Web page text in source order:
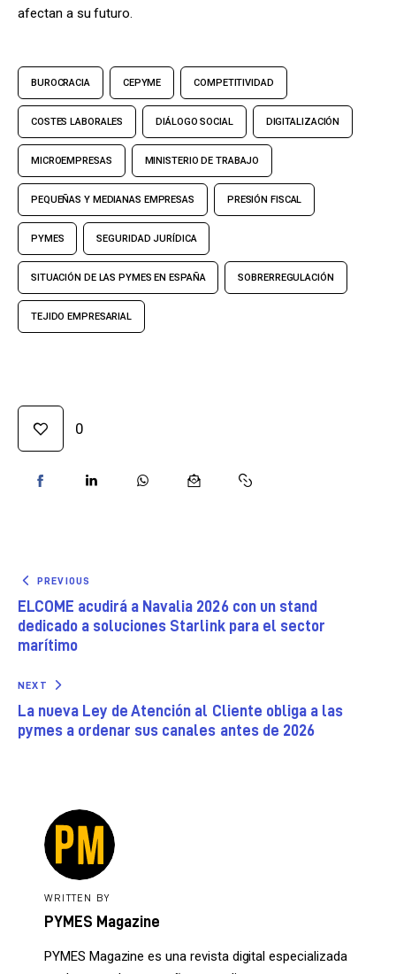
afectan a su futuro.
BUROCRACIA CEPYME COMPETITIVIDAD
COSTES LABORALES DIÁLOGO SOCIAL DIGITALIZACIÓN
MICROEMPRESAS MINISTERIO DE TRABAJO
PEQUEÑAS Y MEDIANAS EMPRESAS PRESIÓN FISCAL
PYMES SEGURIDAD JURÍDICA
SITUACIÓN DE LAS PYMES EN ESPAÑA SOBRERREGULACIÓN
TEJIDO EMPRESARIAL
0
PREVIOUS
ELCOME acudirá a Navalia 2026 con un stand
dedicado a soluciones Starlink para el sector
marítimo
NEXT
La nueva Ley de Atención al Cliente obliga a las
pymes a ordenar sus canales antes de 2026
WRITTEN BY
PYMES Magazine
PYMES Magazine es una revista digital especializada